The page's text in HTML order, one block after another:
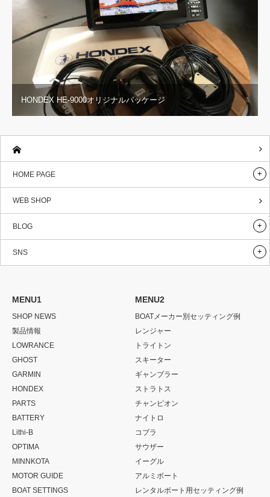
HONDEX HE-9000オリジナルパッケージ
HOME PAGE
WEB SHOP
BLOG
SNS
MENU1
SHOP NEWS
製品情報
LOWRANCE
GHOST
GARMIN
HONDEX
PARTS
BATTERY
Lithi-B
OPTIMA
MINNKOTA
MOTOR GUIDE
BOAT SETTINGS
MENU2
BOATメーカー別セッティング例
レンジャー
トライトン
スキーター
ギャンブラー
ストラトス
チャンピオン
ナイトロ
コブラ
サウザー
イーグル
アルミボート
レンタルボート用セッティング例